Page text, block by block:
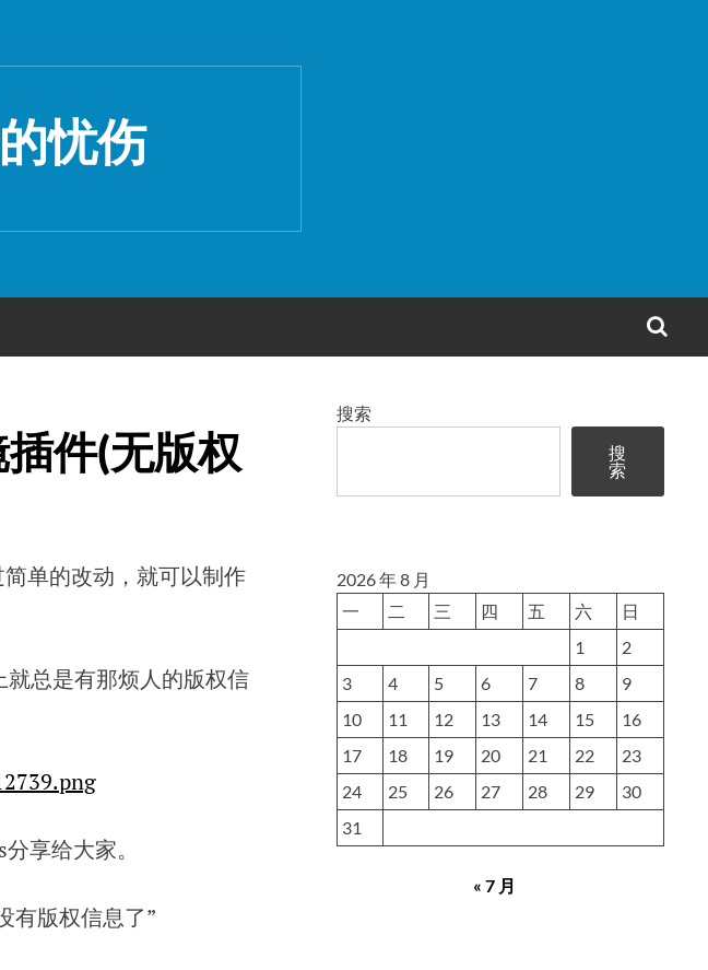
忧伤
件(无版权
单的改动，就可以制作
总是有那烦人的版权信
享给大家。
有版权信息了”
搜索
搜
索
2026 年 8 月
一
二 三 四 五 六
日
1
2
3
4 5 6 7 8
9
10
11 12 13 14 15
16
17
18 19 20 21 22
23
24
25 26 27 28 29
30
31
« 7 月